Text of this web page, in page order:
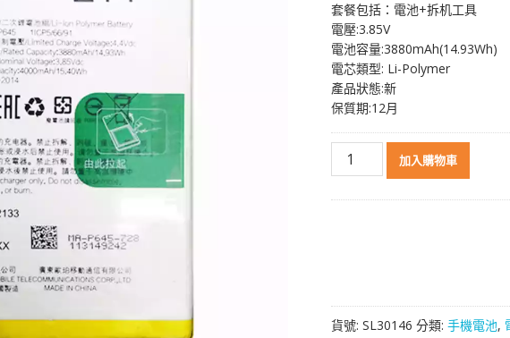
價
NT$ 1,222。
價
NT$ 653。
套餐包括：電池+拆机工具
電壓:3.85V
電池容量:3880mAh(14.93Wh)
電芯類型: Li-Polymer
產品狀態:新
保質期:12月
OPPO
R11S
加入購物車
貨號: SL30146 分類: 手機電池,